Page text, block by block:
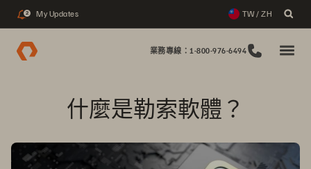
2 My Updates TW / ZH
業務專線：1-800-976-6494
什麼是勒索軟體？